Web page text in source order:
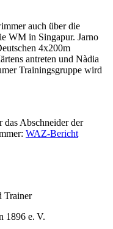
auch über die
WM in Singapur. Jarno
4x200m
antreten und Nàdia
Trainingsgruppe wird
Abschneider der
WAZ-Bericht
Trainer
1896 e. V.